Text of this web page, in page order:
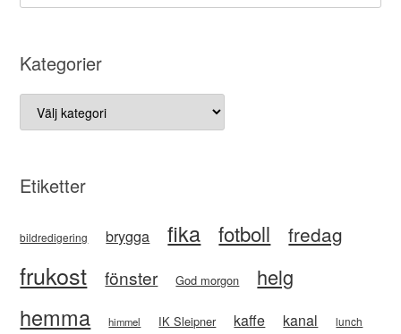
Kategorier
Kategorier
Etiketter
bildredigering brygga fika fotboll fredag
frukost fönster God morgon helg
hemma himmel IK Sleipner kaffe kanal lunch